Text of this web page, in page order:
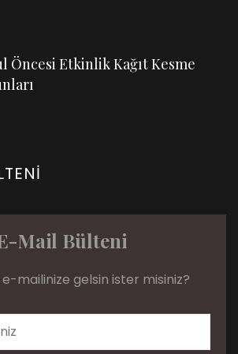
Öncesi Etkinlik Kağıt Kesme
Mail Bülteni
e-mailinize gelsin ister misiniz?